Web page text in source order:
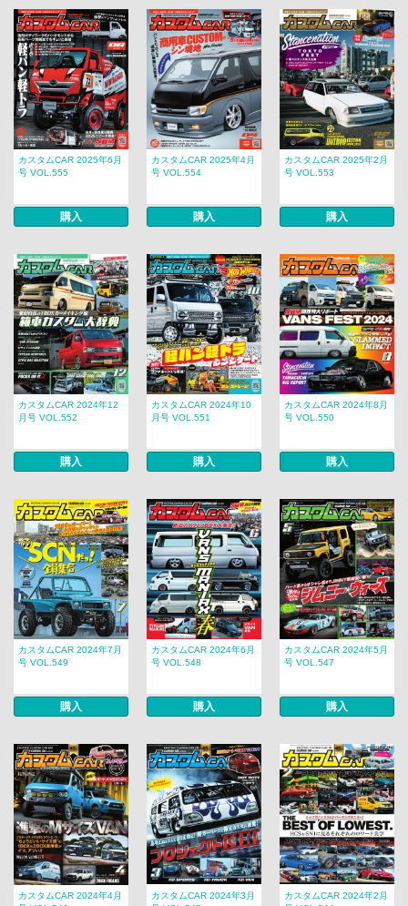
カスタムCAR 2025年6月
号 VOL.555
購入
カスタムCAR 2025年4月
号 VOL.554
購入
カスタムCAR 2025年2月
号 VOL.553
購入
カスタムCAR 2024年12
月号 VOL.552
購入
カスタムCAR 2024年10
月号 VOL.551
購入
カスタムCAR 2024年8月
号 VOL.550
購入
カスタムCAR 2024年7月
号 VOL.549
購入
カスタムCAR 2024年6月
号 VOL.548
購入
カスタムCAR 2024年5月
号 VOL.547
購入
カスタムCAR 2024年4月
カスタムCAR 2024年3月
カスタムCAR 2024年2月